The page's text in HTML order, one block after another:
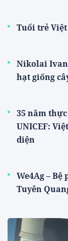
Tuổi trẻ
Nikolai
hạt giống
35 năm
UNICEF:
diện
We4Ag –
Tuyên